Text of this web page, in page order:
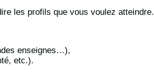
les profils que vous voulez atteindre.
enseignes…),
etc.).